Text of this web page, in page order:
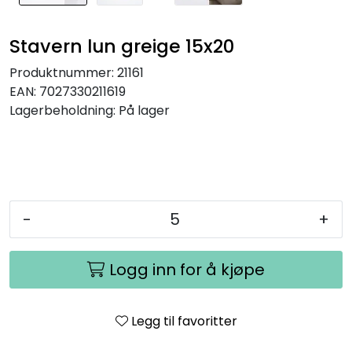
Stavern lun greige 15x20
Produktnummer: 21161
EAN: 7027330211619
Lagerbeholdning: På lager
- +
Logg inn for å kjøpe
Legg til favoritter